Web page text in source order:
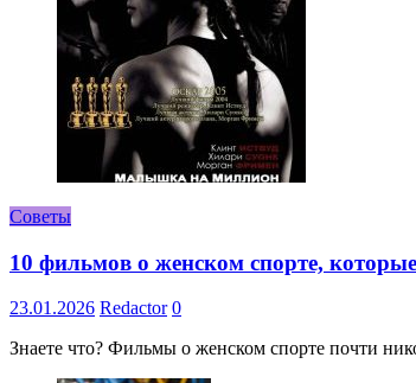
Советы
10 фильмов о женском спорте,
23.01.2026 Redactor 0
Знаете что? Фильмы о женском спорте почти